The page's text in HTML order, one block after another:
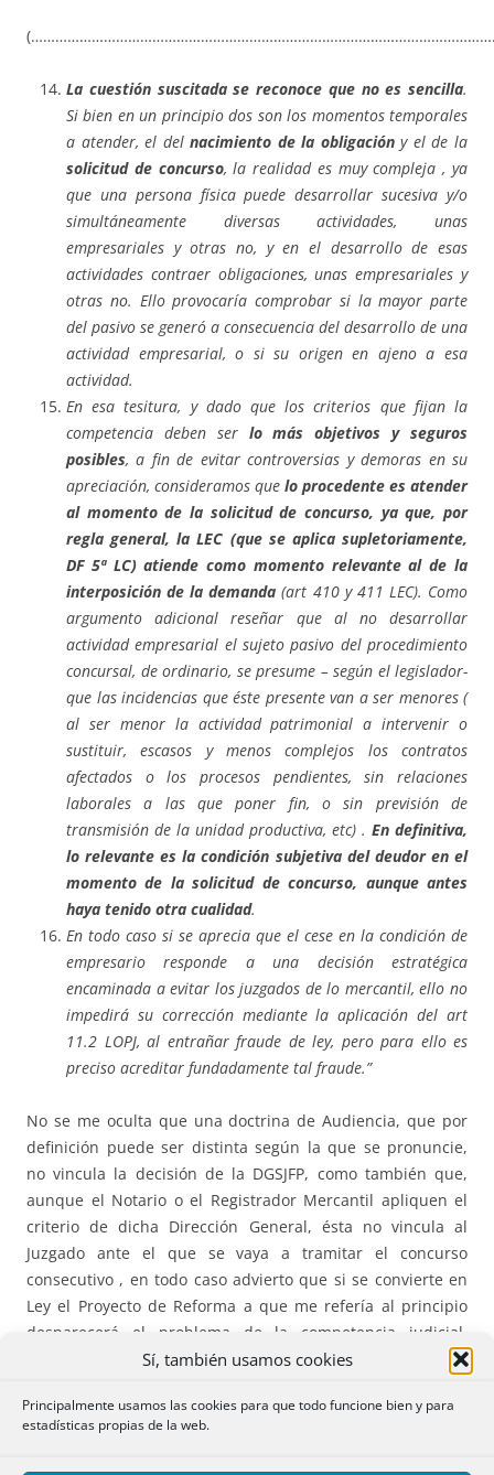
Sí, también usamos cookies
Principalmente usamos las cookies para que todo funcione bien y para
estadísticas propias de la web.
La cuestión suscitada se reconoce que no es sencilla.
Si bien en un principio dos son los momentos temporales
a atender, el delnacimiento de la obligacióny el de la
solicitud de concurso, la realidad es muy compleja , ya
que una persona física puede desarrollar sucesiva y/o
simultáneamente diversas actividades, unas
empresariales y otras no, y en el desarrollo de esas
actividades contraer obligaciones, unas empresariales y
otras no. Ello provocaría comprobar si la mayor parte
del pasivo se generó a consecuencia del desarrollo de una
actividad empresarial, o si su origen en ajeno a esa
actividad.
En esa tesitura, y dado que los criterios que fijan la
competencia deben ser lo más objetivos y seguros
posibles, a fin de evitar controversias y demoras en su
apreciación, consideramos que lo procedente es atender
al momento de la solicitud de concurso, ya que, por
regla general, la LEC (que se aplica supletoriamente,
DF 5ª LC) atiende como momento relevante al de la
interposición de la demanda (art 410 y 411 LEC). Como
argumento adicional reseñar que al no desarrollar
actividad empresarial el sujeto pasivo del procedimiento
concursal, de ordinario, se presume – según el legislador-
que las incidencias que éste presente van a ser menores (
al ser menor la actividad patrimonial a intervenir o
sustituir, escasos y menos complejos los contratos
afectados o los procesos pendientes, sin relaciones
laborales a las que poner fin, o sin previsión de
transmisión de la unidad productiva, etc) . En definitiva,
lo relevante es la condición subjetiva del deudor en el
momento de la solicitud de concurso, aunque antes
haya tenido otra cualidad.
En todo caso si se aprecia que el cese en la condición de
empresario responde a una decisión estratégica
encaminada a evitar los juzgados de lo mercantil, ello no
impedirá su corrección mediante la aplicación del art
11.2 LOPJ, al entrañar fraude de ley, pero para ello es
preciso acreditar fundadamente tal fraude.”
No se me oculta que una doctrina de Audiencia, que por
definición puede ser distinta según la que se pronuncie,
no vincula la decisión de la DGSJFP, como también que,
aunque el Notario o el Registrador Mercantil apliquen el
criterio de dicha Dirección General, ésta no vincula al
Juzgado ante el que se vaya a tramitar el concurso
consecutivo , en todo caso advierto que si se convierte en
Ley el Proyecto de Reforma a que me refería al principio
desparecerá el problema de la competencia judicial,
porque todos los concursos volverán a ser tramitados en
Dificultad objetiva para el nombramiento por el